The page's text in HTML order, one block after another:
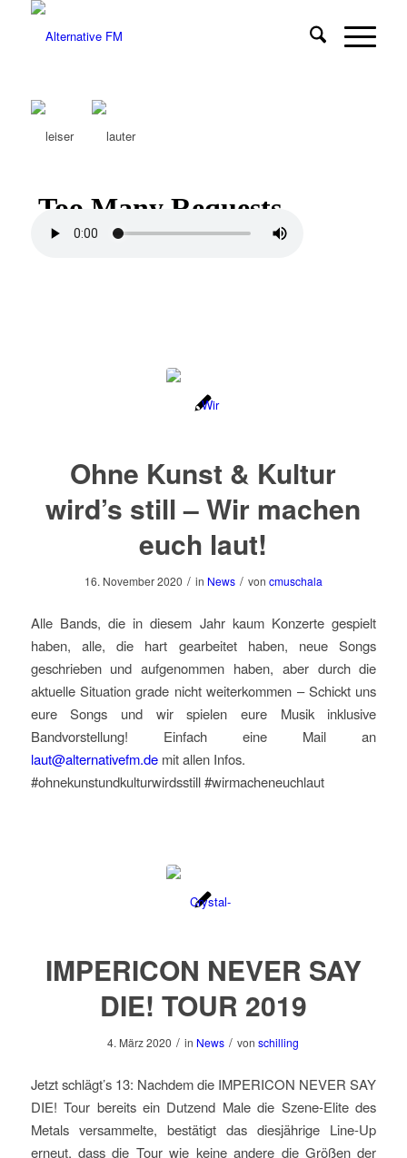
Ohne Kunst & Kultur
wird’s still – Wir machen
euch laut!
16. November 2020 / in News / von cmuschala
Alle Bands, die in diesem Jahr kaum Konzerte gespielt
haben, alle, die hart gearbeitet haben, neue Songs
geschrieben und aufgenommen haben, aber durch die
aktuelle Situation grade nicht weiterkommen – Schickt uns
eure Songs und wir spielen eure Musik inklusive
Bandvorstellung! Einfach eine Mail an
laut@alternativefm.demit allen Infos.
#ohnekunstundkulturwirdsstill #wirmacheneuchlaut
IMPERICON NEVER SAY
DIE! TOUR 2019
4. März 2020 / in News / vonschilling
Jetzt schlägt’s 13: Nachdem die IMPERICON NEVER SAY
DIE! Tour bereits ein Dutzend Male die Szene-Elite des
Metals versammelte, bestätigt das diesjährige Line-Up
erneut, dass die Tour wie keine andere die Größen der